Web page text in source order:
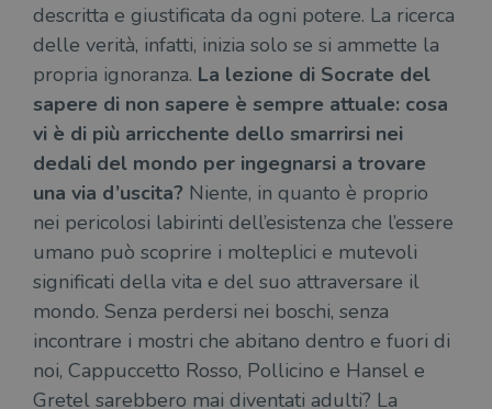
descritta e giustificata da ogni potere. La ricerca
delle verità, infatti, inizia solo se si ammette la
propria ignoranza. La lezione di Socrate del
sapere di non sapere è sempre attuale: cosa
vi è di più arricchente dello smarrirsi nei
dedali del mondo per ingegnarsi a trovare
una via d’uscita? Niente, in quanto è proprio
nei pericolosi labirinti dell’esistenza che l’essere
umano può scoprire i molteplici e mutevoli
significati della vita e del suo attraversare il
mondo. Senza perdersi nei boschi, senza
incontrare i mostri che abitano dentro e fuori di
noi, Cappuccetto Rosso, Pollicino e Hansel e
Gretel sarebbero mai diventati adulti? La